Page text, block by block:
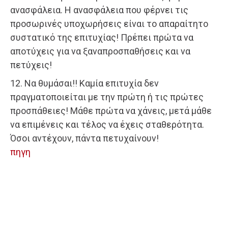
ανασφάλεια. Η ανασφάλεια που φέρνει τις
προσωρινές υποχωρήσεις είναι το απαραίτητο
συστατικό της επιτυχίας! Πρέπει πρώτα να
αποτύχεις για να ξαναπροσπαθήσεις και να
πετύχεις!
12. Να θυμάσαι!! Καμία επιτυχία δεν
πραγματοποιείται με την πρώτη ή τις πρώτες
προσπάθειες! Μάθε πρώτα να χάνεις, μετά μάθε
να επιμένεις και τέλος να έχεις σταθερότητα.
Όσοι αντέχουν, πάντα πετυχαίνουν!
πηγη